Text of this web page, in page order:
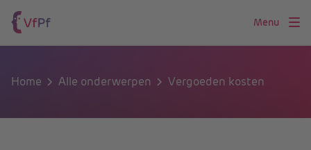
Menu
Home Alle onderwerpen Vergoeden kosten